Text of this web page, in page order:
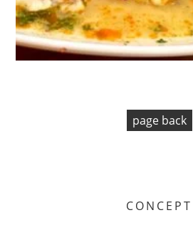
page back
CONCEPT